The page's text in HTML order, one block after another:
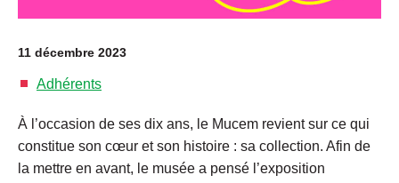
11 décembre 2023
Adhérents
À l’occasion de ses dix ans, le Mucem revient sur ce qui
constitue son cœur et son histoire : sa collection. Afin de
la mettre en avant, le musée a pensé l’exposition